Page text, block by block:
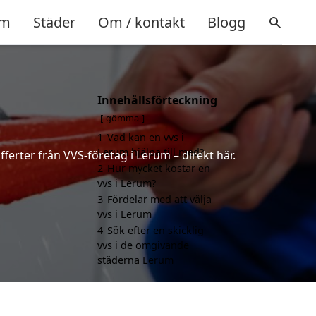
Städer Om / kontakt Blogg
från VVS-företag i Lerum – direkt här.
Innehållsförteckning
gömma
1 Vad kan en vvs i
Lerum hjälpa till med?
2 Hur mycket kostar en
vvs i Lerum?
3 Fördelar med att välja
vvs i Lerum
4 Sök efter en skicklig
vvs i de omgivande
städerna Lerum